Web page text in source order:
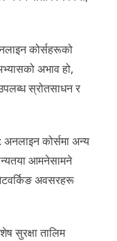
कोर्सहरूको
अभाव हो,
स्रोतसाधन र
अनलाइन कोर्समा अन्य
आमनेसामने
अवसरहरू
सुरक्षा तालिम